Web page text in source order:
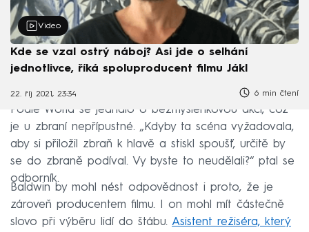
Video
Kde se vzal ostrý náboj? Asi jde o selhání
jednotlivce, říká spoluproducent filmu Jákl
22. říj 2021, 23:34 6 min čtení
Podle Wolfa se jednalo o bezmyšlenkovou akci, což
je u zbraní nepřípustné. „Kdyby ta scéna vyžadovala,
aby si přiložil zbraň k hlavě a stiskl spoušť, určitě by
se do zbraně podíval. Vy byste to neudělali?“ ptal se
odborník.
Baldwin by mohl nést odpovědnost i proto, že je
zároveň producentem filmu. I on mohl mít částečně
slovo při výběru lidí do štábu. Asistent režiséra, který